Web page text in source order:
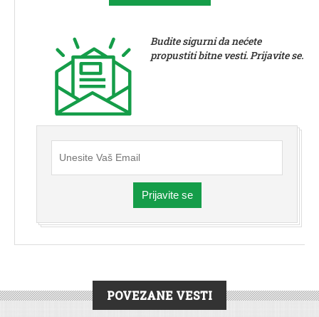
Budite sigurni da nećete
propustiti bitne vesti. Prijavite se.
Prijavite se
POVEZANE VESTI
DRUŠTVO|HRONIKA SREMSKA MITROVICA |VESTI